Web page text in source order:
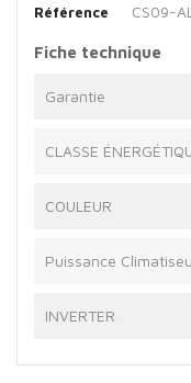
Référence CS09-
Fiche technique
Garantie
CLASSE
COULEUR
Puissance
INVERTER